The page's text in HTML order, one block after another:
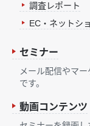
調査レポート
EC・ネットシ
セミナー
メール配信やマ
です。
動画コンテンツ